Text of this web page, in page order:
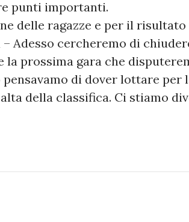
punti importanti.
delle ragazze e per il risultato
Adesso cercheremo di
la prossima gara che
di dover lottare per
della classifica. Ci stiamo